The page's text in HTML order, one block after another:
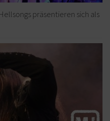
präsentieren sich als